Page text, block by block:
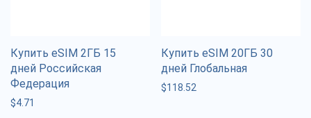
Купить eSIM 2ГБ 15
дней Российская
Федерация
$4.71
Купить eSIM 20ГБ 30
дней Глобальная
$118.52